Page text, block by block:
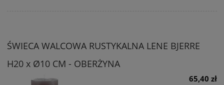
ŚWIECA WALCOWA RUSTYKALNA LENE BJERRE
H20 x Ø10 CM - OBERŻYNA
65,40 zł